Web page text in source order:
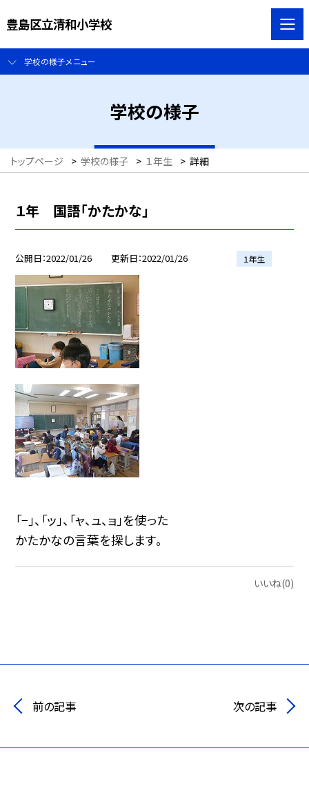
豊島区立清和小学校
学校の様子メニュー
学校の様子
トップページ > 学校の様子 > １年生 > 詳細
１年 国語「かたかな」
公開日 2022/01/26 更新日 2022/01/26 １年生
「−」、「ッ」、「ャ、ュ、ョ」を使った
かたかなの言葉を探します。
いいね(0)
前の記事 次の記事